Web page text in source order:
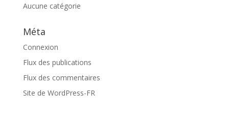
Aucune catégorie
Méta
Connexion
Flux des publications
Flux des commentaires
Site de WordPress-FR